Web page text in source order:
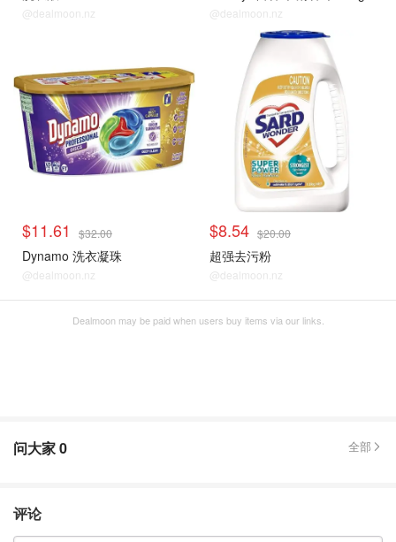
@dealmoon.nz @dealmoon.nz
$11.61 $32.00
Dynamo 洗衣凝珠
@dealmoon.nz
$8.54 $20.00
超强去污粉
@dealmoon.nz
Dealmoon may be paid when users buy items via our links.
问大家0 全部
评论